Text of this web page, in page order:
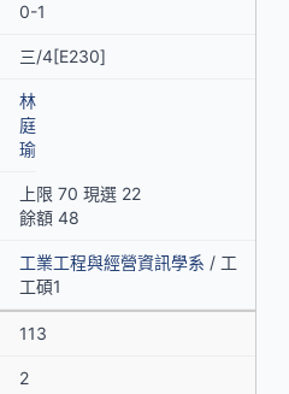
0-1
三/4[E230]
林
庭
瑜
上限 70 現選 22
餘額 48
工業工程與經營資訊學系 / 工
工碩1
113
2